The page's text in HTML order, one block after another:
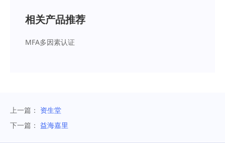
相关产品推荐
MFA多因素认证
上一篇： 资生堂
下一篇： 益海嘉里